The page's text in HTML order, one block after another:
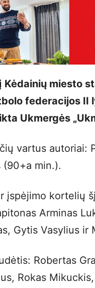
Kėdainių miesto
federacijos II
Ukmergės
vartus autoriai:
(90+a min.).
įspėjimo kortelių
Arminas
Gytis Vasylius ir
Robertas
Rokas